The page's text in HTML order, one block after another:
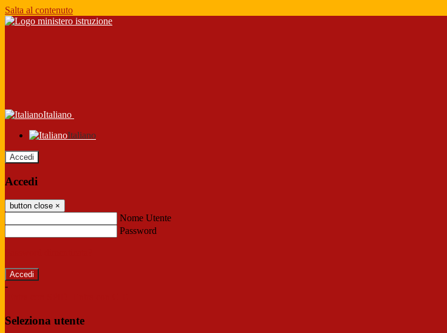
Salta al contenuto
Italiano
Italiano
Accedi
Accedi
button close ×
Nome Utente
Password
-
Seleziona utente